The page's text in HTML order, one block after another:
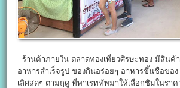
ร้านค้าภายใน ตลาดท่องเที่ยวศีรษะทอง มีสินค้
อาหารสำเร็จรูป ของกินอร่อยๆ อาหารขึ้นชื่อขอ
เลิศสดๆ ตามฤดู ที่พาเรททัพมาให้เลือกชิมในรา